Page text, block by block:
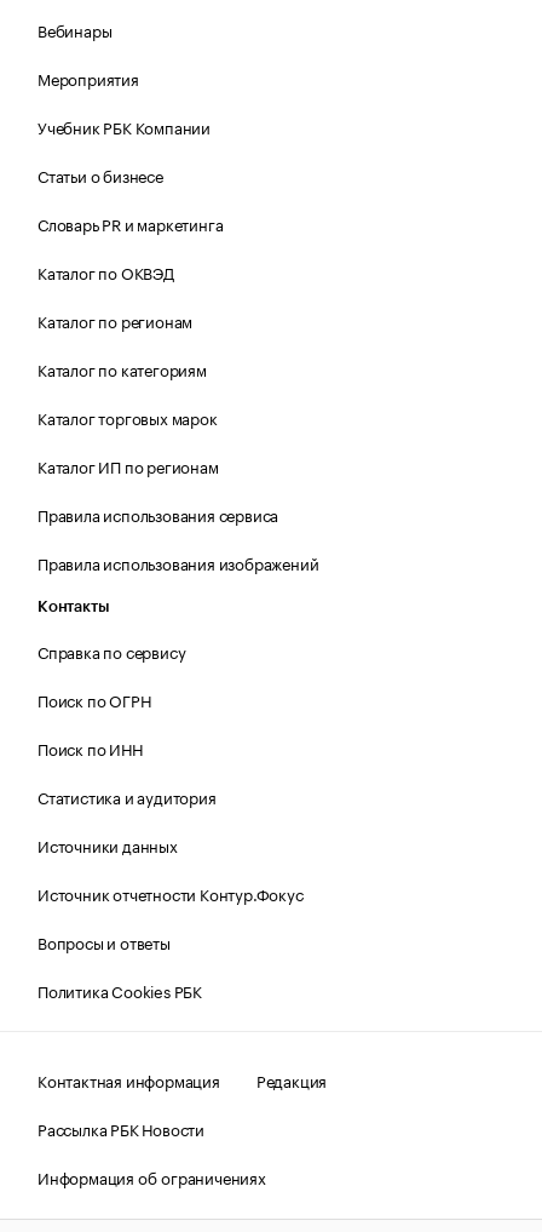
Вебинары
Мероприятия
Учебник РБК Компании
Статьи о бизнесе
Словарь PR и маркетинга
Каталог по ОКВЭД
Каталог по регионам
Каталог по категориям
Каталог торговых марок
Каталог ИП по регионам
Правила использования сервиса
Правила использования изображений
Контакты
Справка по сервису
Поиск по ОГРН
Поиск по ИНН
Статистика и аудитория
Источники данных
Источник отчетности Контур.Фокус
Вопросы и ответы
Политика Cookies РБК
Контактная информация
Редакция
Рассылка РБК Новости
Информация об ограничениях
Правовая информация
О соблюдении авторских прав